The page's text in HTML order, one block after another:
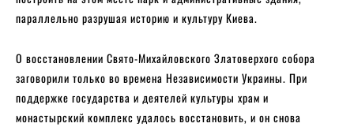
параллельно разрушая историю и культуру Киева.
О восстановлении Свято-Михайловского Златоверхого собора
заговорили только во времена Независимости Украины. При
поддержке государства и деятелей культуры храм и
монастырский комплекс удалось восстановить, и он снова